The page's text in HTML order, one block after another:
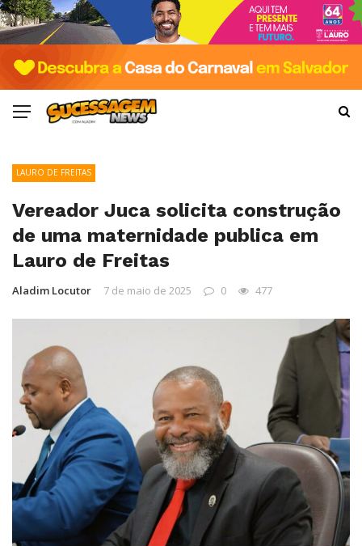
LAURO DE FREITAS
Vereador Juca solicita construção
de uma maternidade publica em
Lauro de Freitas
Aladim Locutor 7 de maio de 2025 0 477